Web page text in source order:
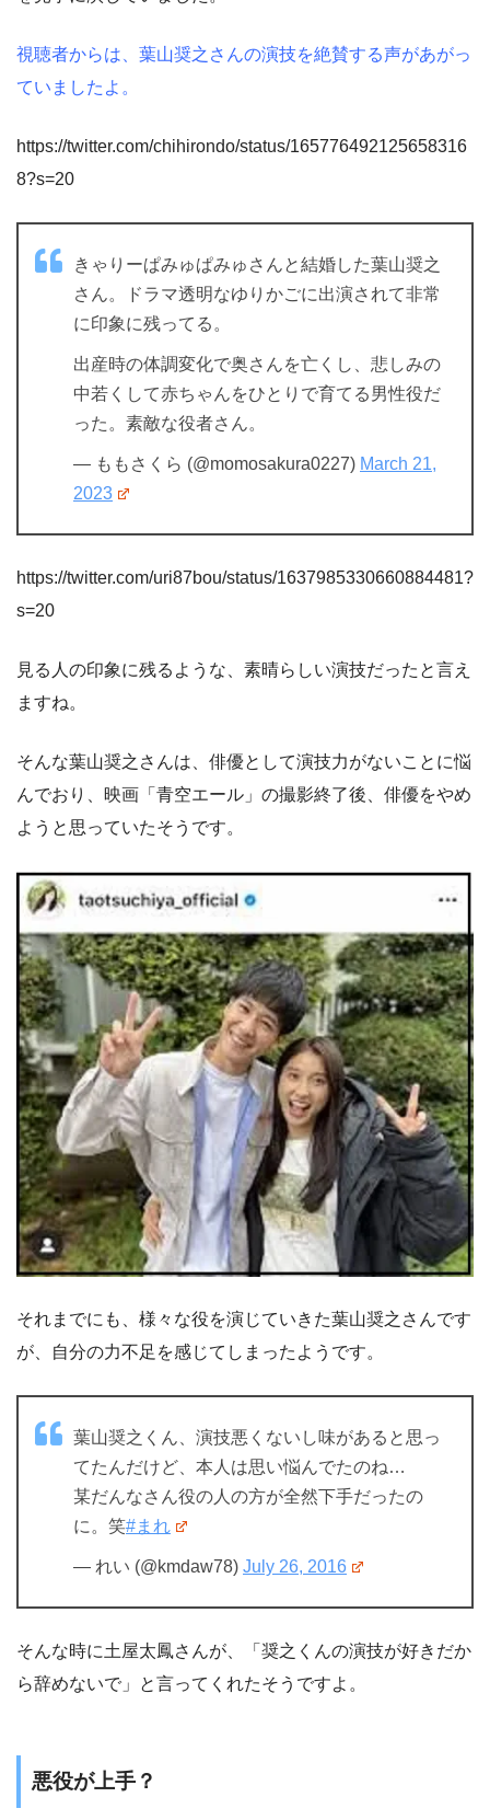
視聴者からは、葉山奨之さんの演技を絶賛する声があがっ
ていましたよ。
https://twitter.com/chihirondo/status/165776492125658316
8?s=20
きゃりーぱみゅぱみゅさんと結婚した葉山奨之
さん。ドラマ透明なゆりかごに出演されて非常
に印象に残ってる。
出産時の体調変化で奥さんを亡くし、悲しみの
中若くして赤ちゃんをひとりで育てる男性役だ
った。素敵な役者さん。
— ももさくら (@momosakura0227) March 21,
2023
https://twitter.com/uri87bou/status/1637985330660884481?
s=20
見る人の印象に残るような、素晴らしい演技だったと言え
ますね。
そんな葉山奨之さんは、俳優として演技力がないことに悩
んでおり、映画「青空エール」の撮影終了後、俳優をやめ
ようと思っていたそうです。
それまでにも、様々な役を演じていきた葉山奨之さんです
が、自分の力不足を感じてしまったようです。
葉山奨之くん、演技悪くないし味があると思っ
てたんだけど、本人は思い悩んでたのね…
某だんなさん役の人の方が全然下手だったの
に。笑#まれ
— れい (@kmdaw78) July 26, 2016
そんな時に土屋太鳳さんが、「奨之くんの演技が好きだか
ら辞めないで」と言ってくれたそうですよ。
悪役が上手？